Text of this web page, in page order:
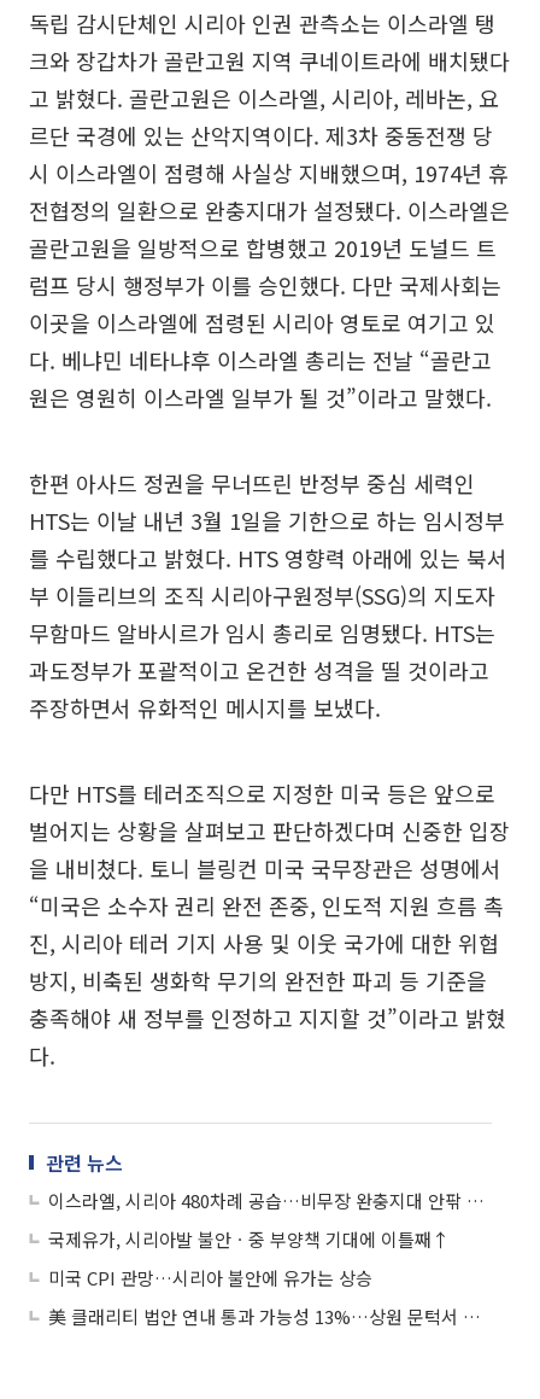
독립 감시단체인 시리아 인권 관측소는 이스라엘 탱
크와 장갑차가 골란고원 지역 쿠네이트라에 배치됐다
고 밝혔다. 골란고원은 이스라엘, 시리아, 레바논, 요
르단 국경에 있는 산악지역이다. 제3차 중동전쟁 당
시 이스라엘이 점령해 사실상 지배했으며, 1974년 휴
전협정의 일환으로 완충지대가 설정됐다. 이스라엘은
골란고원을 일방적으로 합병했고 2019년 도널드 트
럼프 당시 행정부가 이를 승인했다. 다만 국제사회는
이곳을 이스라엘에 점령된 시리아 영토로 여기고 있
다. 베냐민 네타냐후 이스라엘 총리는 전날 “골란고
원은 영원히 이스라엘 일부가 될 것”이라고 말했다.
한편 아사드 정권을 무너뜨린 반정부 중심 세력인
HTS는 이날 내년 3월 1일을 기한으로 하는 임시정부
를 수립했다고 밝혔다. HTS 영향력 아래에 있는 북서
부 이들리브의 조직 시리아구원정부(SSG)의 지도자
무함마드 알바시르가 임시 총리로 임명됐다. HTS는
과도정부가 포괄적이고 온건한 성격을 띨 것이라고
주장하면서 유화적인 메시지를 보냈다.
다만 HTS를 테러조직으로 지정한 미국 등은 앞으로
벌어지는 상황을 살펴보고 판단하겠다며 신중한 입장
을 내비쳤다. 토니 블링컨 미국 국무장관은 성명에서
“미국은 소수자 권리 완전 존중, 인도적 지원 흐름 촉
진, 시리아 테러 기지 사용 및 이웃 국가에 대한 위협
방지, 비축된 생화학 무기의 완전한 파괴 등 기준을
충족해야 새 정부를 인정하고 지지할 것”이라고 밝혔
다.
관련 뉴스
이스라엘, 시리아 480차례 공습…비무장 완충지대 안팎 지상군 배치
국제유가, 시리아발 불안ㆍ중 부양책 기대에 이틀째↑
미국 CPI 관망…시리아 불안에 유가는 상승
美 클래리티 법안 연내 통과 가능성 13%…상원 문턱서 제동